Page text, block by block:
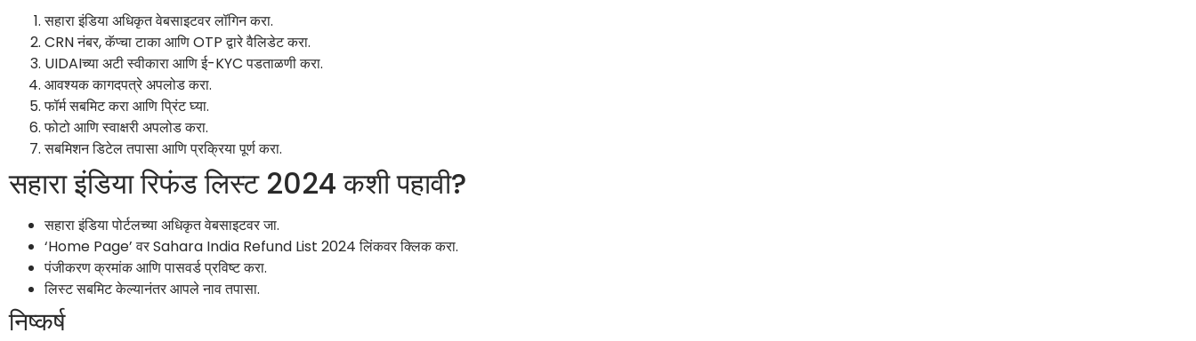
सहारा इंडिया अधिकृत वेबसाइटवर लॉगिन करा.
CRN नंबर, कॅप्चा टाका आणि OTP द्वारे वैलिडेट करा.
UIDAIच्या अटी स्वीकारा आणि ई-KYC पडताळणी करा.
आवश्यक कागदपत्रे अपलोड करा.
फॉर्म सबमिट करा आणि प्रिंट घ्या.
फोटो आणि स्वाक्षरी अपलोड करा.
सबमिशन डिटेल तपासा आणि प्रक्रिया पूर्ण करा.
सहारा इंडिया रिफंड लिस्ट 2024 कशी पहावी?
सहारा इंडिया पोर्टलच्या अधिकृत वेबसाइटवर जा.
‘Home Page’ वर Sahara India Refund List 2024 लिंकवर क्लिक करा.
पंजीकरण क्रमांक आणि पासवर्ड प्रविष्ट करा.
लिस्ट सबमिट केल्यानंतर आपले नाव तपासा.
निष्कर्ष